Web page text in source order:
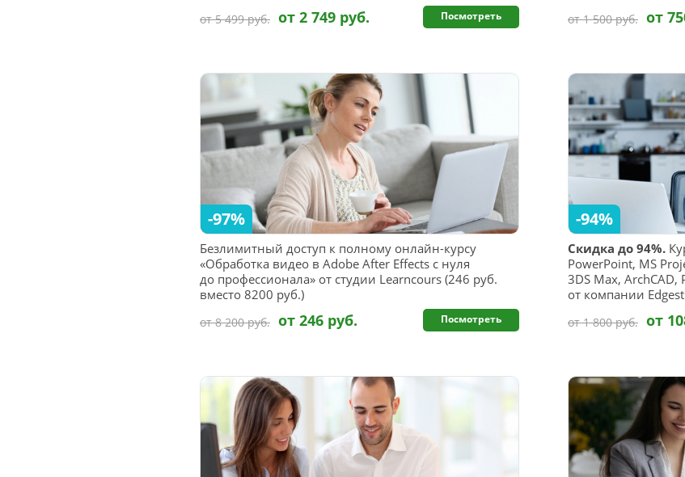
от 5 499 руб. от 2 749 руб. Посмотреть от 1 500 руб. от
Безлимитный доступ к полному онлайн-курсу
«Обработка видео в Adobe After Effects с нуля
до профессионала» от студии Learncours (246 руб.
вместо 8200 руб.)
-97%
от 8 200 руб. от 246 руб. Посмотреть
Скидка до 94%.
PowerPoint, MS
3DS Max, ArchCAD,
от компании
-94%
от 1 800 руб. от